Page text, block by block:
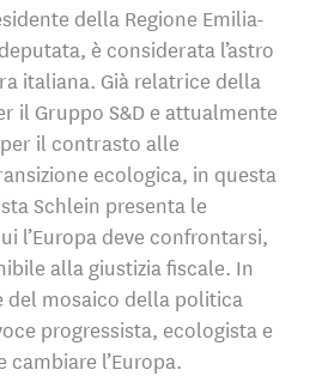
della Regione Emilia-
è considerata l’astro
italiana. Già relatrice della
il Gruppo S&D e attualmente
il contrasto alle
ecologica, in questa
Schlein presenta le
l’Europa deve confrontarsi,
alla giustizia fiscale. In
del mosaico della politica
progressista, ecologista e
l’Europa.